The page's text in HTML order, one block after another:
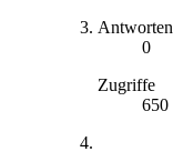
Antworten
0
Zugriffe
650